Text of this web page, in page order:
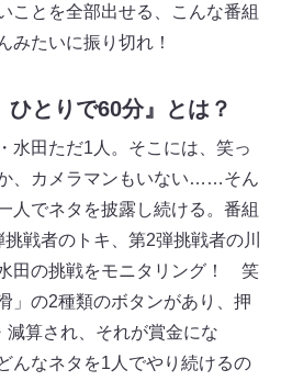
ことを全部出せる、こんな番組
たいに振り切れ！
とりで60分』とは？
水田ただ1人。そこには、笑っ
、カメラマンもいない……そん
人でネタを披露し続ける。番組
戦者のトキ、第2弾挑戦者の川
田の挑戦をモニタリング！ 笑
」の2種類のボタンがあり、押
減算され、それが賞金にな
なネタを1人でやり続けるの